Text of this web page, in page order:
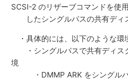
SCSI-2 のリザーブコマンドを使用
したシングルパスの共有ディ
・具体的には、以下のような環
・シングルパスで共有ディス
境
・DMMP ARK をシングルパ